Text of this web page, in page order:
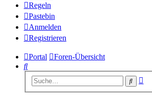
Regeln
Pastebin
Anmelden
Registrieren
Portal
Foren-Übersicht
Suche
Suche